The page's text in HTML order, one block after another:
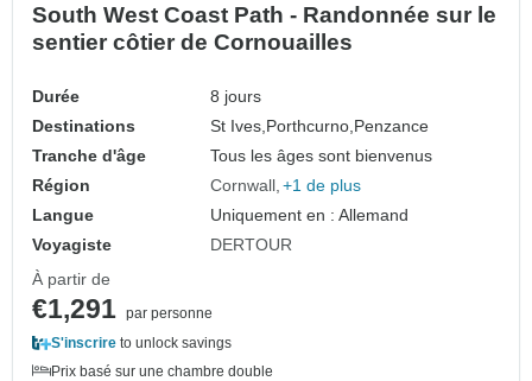
South West Coast Path - Randonnée sur le
sentier côtier de Cornouailles
Durée
8 jours
Destinations
St Ives, Porthcurno, Penzance
Tranche d'âge
Tous les âges sont bienvenus
Région
Cornwall +1 de plus
Langue
Uniquement en : Allemand
Voyagiste
DERTOUR
À partir de
€1,291 par personne
S'inscrire to unlock savings
Prix basé sur une chambre double